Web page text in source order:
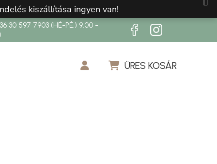
kiszállítása ingyen van!
30 597 7903 (HÉ-PÉ:) 9:00 -
ÜRES KOSÁR